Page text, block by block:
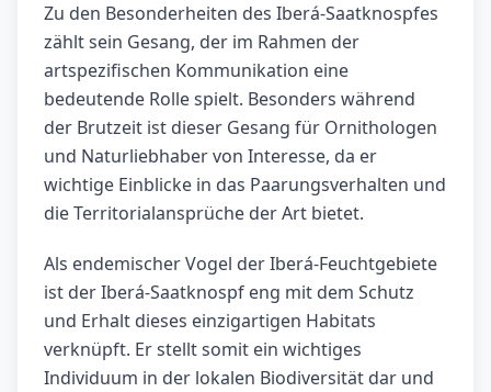
Zu den Besonderheiten des Iberá-Saatknospfes
zählt sein Gesang, der im Rahmen der
artspezifischen Kommunikation eine
bedeutende Rolle spielt. Besonders während
der Brutzeit ist dieser Gesang für Ornithologen
und Naturliebhaber von Interesse, da er
wichtige Einblicke in das Paarungsverhalten und
die Territorialansprüche der Art bietet.
Als endemischer Vogel der Iberá-Feuchtgebiete
ist der Iberá-Saatknospf eng mit dem Schutz
und Erhalt dieses einzigartigen Habitats
verknüpft. Er stellt somit ein wichtiges
Individuum in der lokalen Biodiversität dar und